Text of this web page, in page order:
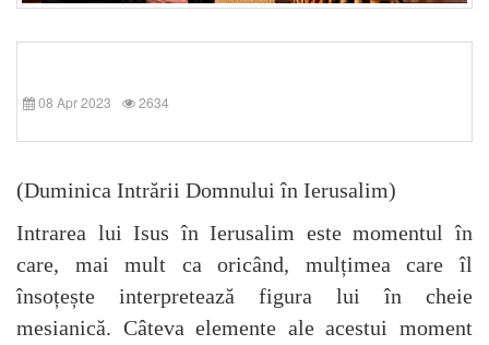
08 Apr 2023 2634
(Duminica Intrării Domnului în Ierusalim)
Intrarea lui Isus în Ierusalim este momentul în
care, mai mult ca oricând, mulțimea care îl
însoțește interpretează figura lui în cheie
mesianică. Câteva elemente ale acestui moment